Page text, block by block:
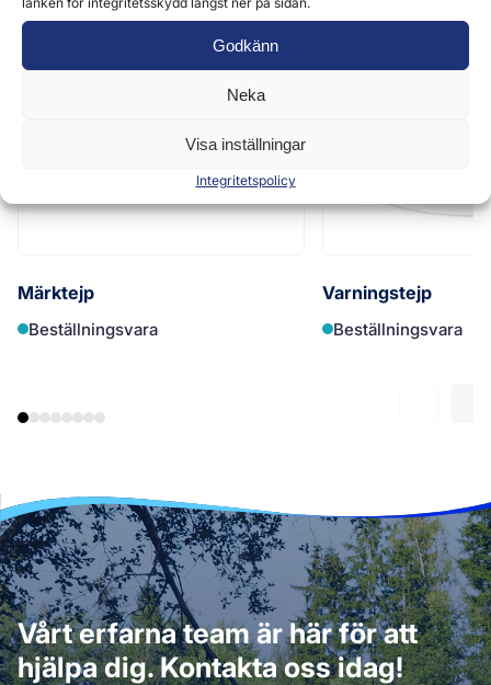
Godkänn
Neka
Visa inställningar
Integritetspolicy
Märktejp
Beställningsvara
Varningstejp
Beställningsvara
Vårt erfarna team är här för att
hjälpa dig. Kontakta oss idag!